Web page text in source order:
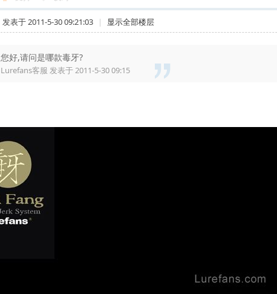
发表于 2011-5-30 09:21:03 | 显示全部楼层
您好,请问是哪款毒牙?
Lurefans客服 发表于 2011-5-30 09:15